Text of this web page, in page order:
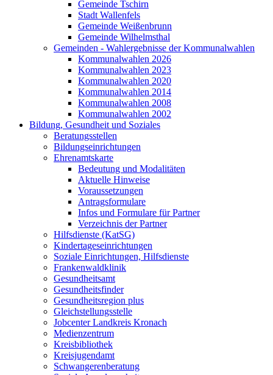
Gemeinde Tschirn
Stadt Wallenfels
Gemeinde Weißenbrunn
Gemeinde Wilhelmsthal
Gemeinden - Wahlergebnisse der Kommunalwahlen
Kommunalwahlen 2026
Kommunalwahlen 2023
Kommunalwahlen 2020
Kommunalwahlen 2014
Kommunalwahlen 2008
Kommunalwahlen 2002
Bildung, Gesundheit und Soziales
Beratungsstellen
Bildungseinrichtungen
Ehrenamtskarte
Bedeutung und Modalitäten
Aktuelle Hinweise
Voraussetzungen
Antragsformulare
Infos und Formulare für Partner
Verzeichnis der Partner
Hilfsdienste (KatSG)
Kindertageseinrichtungen
Soziale Einrichtungen, Hilfsdienste
Frankenwaldklinik
Gesundheitsamt
Gesundheitsfinder
Gesundheitsregion plus
Gleichstellungsstelle
Jobcenter Landkreis Kronach
Medienzentrum
Kreisbibliothek
Kreisjugendamt
Schwangerenberatung